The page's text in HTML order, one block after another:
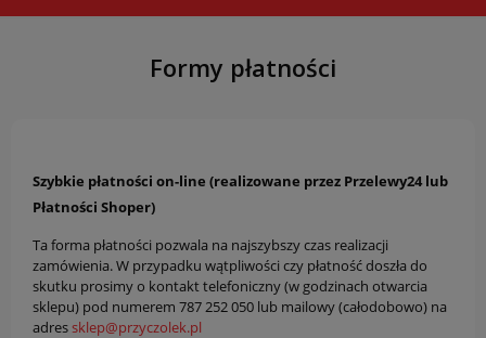
Formy płatności
Szybkie płatności on-line (realizowane przez Przelewy24 lub
Płatności Shoper)
Ta forma płatności pozwala na najszybszy czas realizacji
zamówienia. W przypadku wątpliwości czy płatność doszła do
skutku prosimy o kontakt telefoniczny (w godzinach otwarcia
sklepu) pod numerem 787 252 050 lub mailowy (całodobowo) na
adressklep@przyczolek.pl